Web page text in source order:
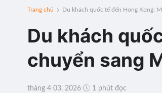
Trang chủ Du khách quốc tế đến Hong Kong:
Du khách
chuyển sang
tháng 4 03, 2026 1 phút đọc